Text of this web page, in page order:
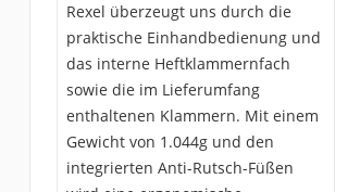
Rexel überzeugt uns durch die
praktische Einhandbedienung und
das interne Heftklammernfach
sowie die im Lieferumfang
enthaltenen Klammern. Mit einem
Gewicht von 1.044g und den
integrierten Anti-Rutsch-Füßen